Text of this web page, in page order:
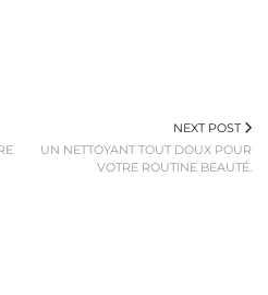
NEXT POST
UN NETTOYANT TOUT DOUX POUR
VOTRE ROUTINE BEAUTÉ.